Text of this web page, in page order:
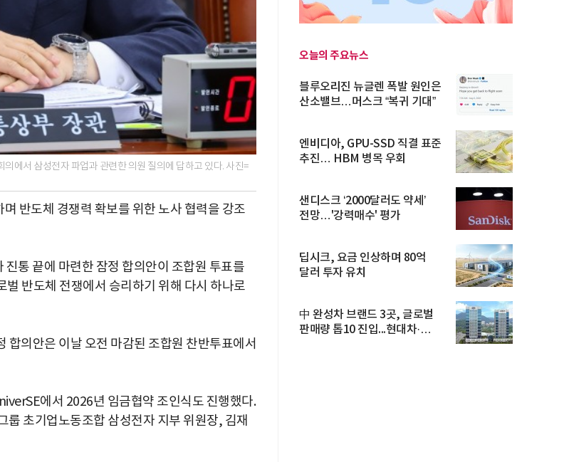
에서 삼성전자 파업과 관련한 의원 질의에 답하고 있다. 사진=
반도체 경쟁력 확보를 위한 노사 협력을 강조
통 끝에 마련한 잠정 합의안이 조합원 투표를
벌 반도체 전쟁에서 승리하기 위해 다시 하나로
의안은 이날 오전 마감된 조합원 찬반투표에서
에서 2026년 임금협약 조인식도 진행했다.
초기업노동조합 삼성전자 지부 위원장, 김재
오늘의 주요뉴스
블루오리진 뉴글렌 폭발 원인은
산소밸브…머스크 “복귀 기대”
엔비디아, GPU-SSD 직결 표준
추진… HBM 병목 우회
샌디스크 ‘2000달러도 약세’
전망…'강력매수' 평가
딥시크, 요금 인상하며 80억
달러 투자 유치
中 완성차 브랜드 3곳, 글로벌
판매량 톱10 진입...현대차·